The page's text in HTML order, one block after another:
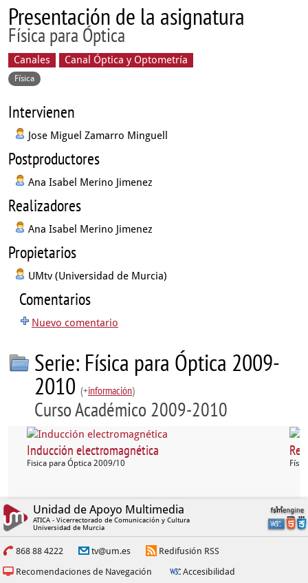
Presentación de la asignatura
Física para Óptica
Canales Canal Óptica y Optometría
Física
Intervienen
Jose Miguel Zamarro Minguell
Postproductores
Ana Isabel Merino Jimenez
Realizadores
Ana Isabel Merino Jimenez
Propietarios
UMtv (Universidad de Murcia)
Comentarios
Nuevo comentario
Serie: Física para Óptica 2009-
2010 (+información)
Curso Académico 2009-2010
Inducción electromagnética
Fisica para Óptica 2009/10
Unidad de Apoyo Multimedia
ATICA - Vicerrectorado de Comunicación y Cultura
Universidad de Murcia
868 88 4222 tv@um.es
Redifusión RSS
Recomendaciones de Navegación
Accesibilidad